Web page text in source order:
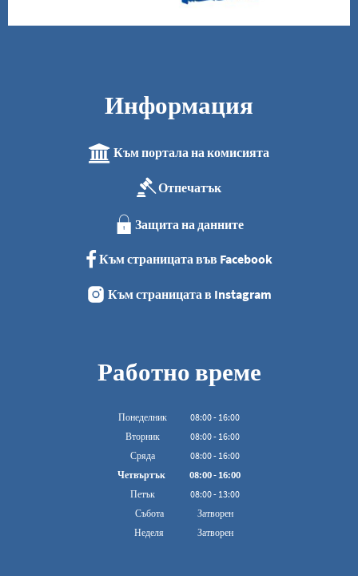
Информация
Към портала на комисията
Отпечатък
Защита на данните
Към страницата във Facebook
Към страницата в Instagram
Работно време
Понеделник 08:00- 16:00
От 08:00 до 16:00
Вторник 08:00- 16:00
От 08:00 до 16:00
Сряда 08:00- 16:00
От 08:00 до 16:00
Четвъртък 08:00- 16:00
От 08:00 до 16:00
Петък 08:00- 13:00
Събота
Затворен
Неделя
Затворен